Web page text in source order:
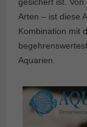
gesichert ist.
Arten – ist diese
Kombination mit
Aquarien.